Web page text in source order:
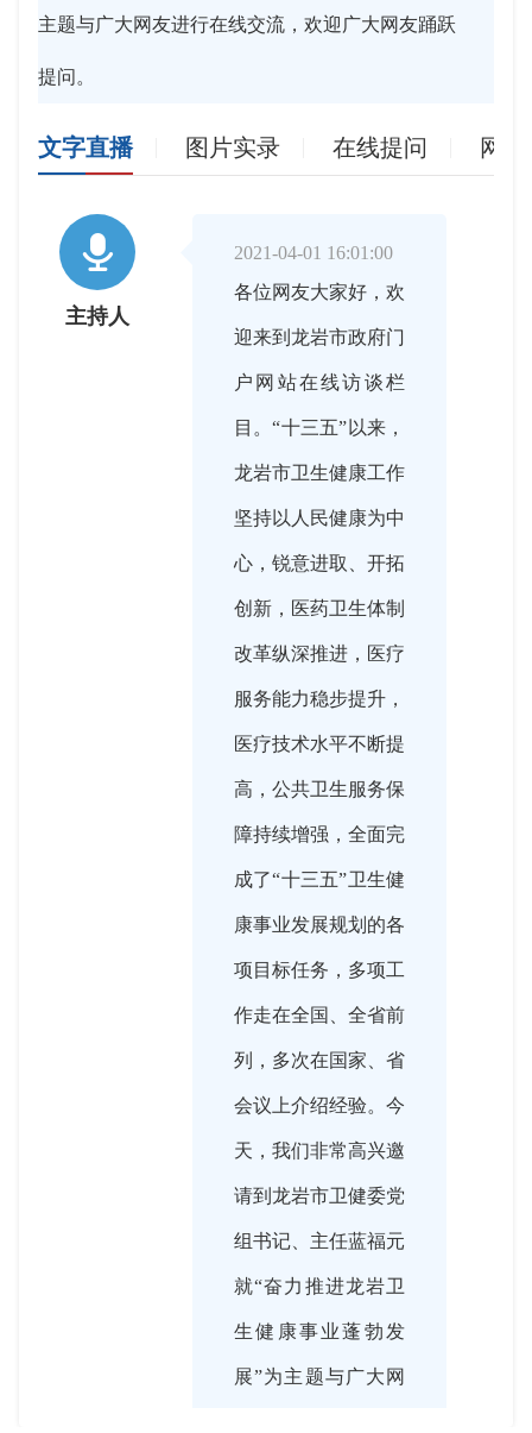
主题与广大网友进行在线交流，欢迎广大网友踊跃
提问。
文字直播 图片实录 在线提问 网

主持人
2021-04-01 16:01:00
各位网友大家好，欢
迎来到龙岩市政府门
户网站在线访谈栏
目。“十三五”以来，
龙岩市卫生健康工作
坚持以人民健康为中
心，锐意进取、开拓
创新，医药卫生体制
改革纵深推进，医疗
服务能力稳步提升，
医疗技术水平不断提
高，公共卫生服务保
障持续增强，全面完
成了“十三五”卫生健
康事业发展规划的各
项目标任务，多项工
作走在全国、全省前
列，多次在国家、省
会议上介绍经验。今
天，我们非常高兴邀
请到龙岩市卫健委党
组书记、主任蓝福元
就“奋力推进龙岩卫
生健康事业蓬勃发
展”为主题与广大网